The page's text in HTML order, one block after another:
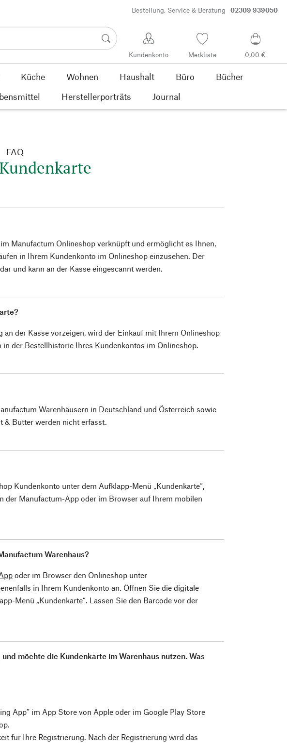
Bestellung, Service & Beratung 02309 939050
Kundenkonto Merkliste 0,00 €
Küche Wohnen Haushalt Büro
Bücher
Herstellerporträts Journal
FAQ
Manufactum Onlineshop verknüpft und ermöglicht es Ihnen,
in Ihrem Kundenkonto im Onlineshop einzusehen. Der
und kann an der Kasse eingescannt werden.
der Kasse vorzeigen, wird der Einkauf mit Ihrem Onlineshop
der Bestellhistorie Ihres Kundenkontos im Onlineshop.
Warenhäusern in Deutschland und Österreich sowie
& Butter werden nicht erfasst.
Kundenkonto unter dem Aufklapp-Menü „Kundenkarte“,
der Manufactum-App oder im Browser auf Ihrem mobilen
Warenhaus?
oder im Browser den Onlineshop unter
in Ihrem Kundenkonto an. Öffnen Sie die digitale
Menü „Kundenkarte“. Lassen Sie den Barcode vor der
möchte die Kundenkarte im Warenhaus nutzen. Was
App” im App Store von Apple oder im Google Play Store
für Ihre Registrierung. Nach der Registrierung wird das